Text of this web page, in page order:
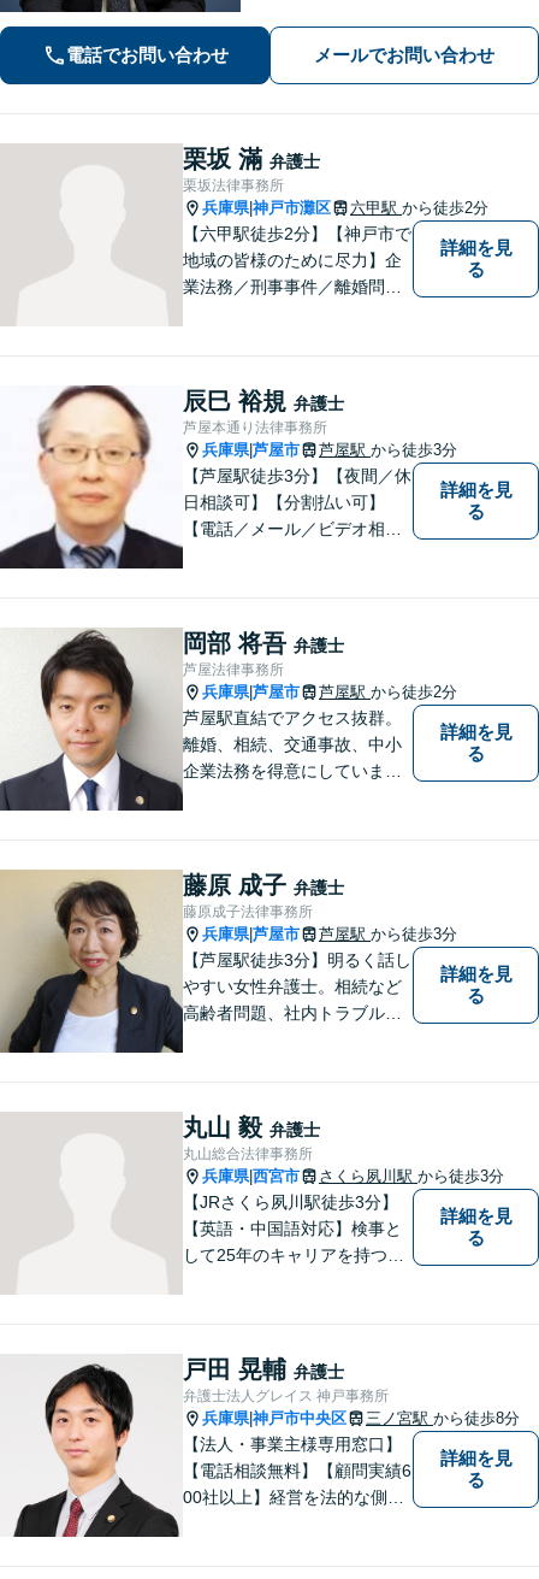
を心がけています。ぜひご相談くださ
い。【休日・夜間面談可】【WEB面談
可】
電話でお問い合わせ メールでお問い合わせ
栗坂 滿 弁護士
栗坂法律事務所
兵庫県|神戸市灘区 六甲駅 から徒歩2分
【六甲駅徒歩2分】【神戸市で
地域の皆様のために尽力】企
業法務／刑事事件／離婚問題
相談ください。適切な解決へ
の道をご提案し、共に並走い
たします。
詳細を見
る
辰巳 裕規 弁護士
芦屋本通り法律事務所
兵庫県|芦屋市 芦屋駅 から徒歩3分
【芦屋駅徒歩3分】【夜間／休
日相談可】【分割払い可】
【電話／メール／ビデオ相談
ます。 お困りの方は、お気軽
にご相談ください。
詳細を見
る
岡部 将吾 弁護士
芦屋法律事務所
兵庫県|芦屋市 芦屋駅 から徒歩2分
芦屋駅直結でアクセス抜群。
離婚、相続、交通事故、中小
企業法務を得意にしていま
可♯中小企業診断士資格有り
詳細を見
る
藤原 成子 弁護士
藤原成子法律事務所
兵庫県|芦屋市 芦屋駅 から徒歩3分
【芦屋駅徒歩3分】明るく話し
やすい女性弁護士。相続など
高齢者問題、社内トラブル
る方は、お気軽にご連絡下さ
い。【宅建士・行政書士資格
保持】
詳細を見
る
丸山 毅 弁護士
丸山総合法律事務所
兵庫県|西宮市 さくら夙川駅 から徒歩3分
【JRさくら夙川駅徒歩3分】
【英語・中国語対応】検事と
して25年のキャリアを持つ弁
ります。まずはご相談へお越
しください【完全個室対応】
詳細を見
る
戸田 晃輔 弁護士
弁護士法人グレイス 神戸事務所
兵庫県|神戸市中央区 三ノ宮駅 から徒歩8分
【法人・事業主様専用窓口】
【電話相談無料】【顧問実績6
00社以上】経営を法的な側面
詳細を見
る